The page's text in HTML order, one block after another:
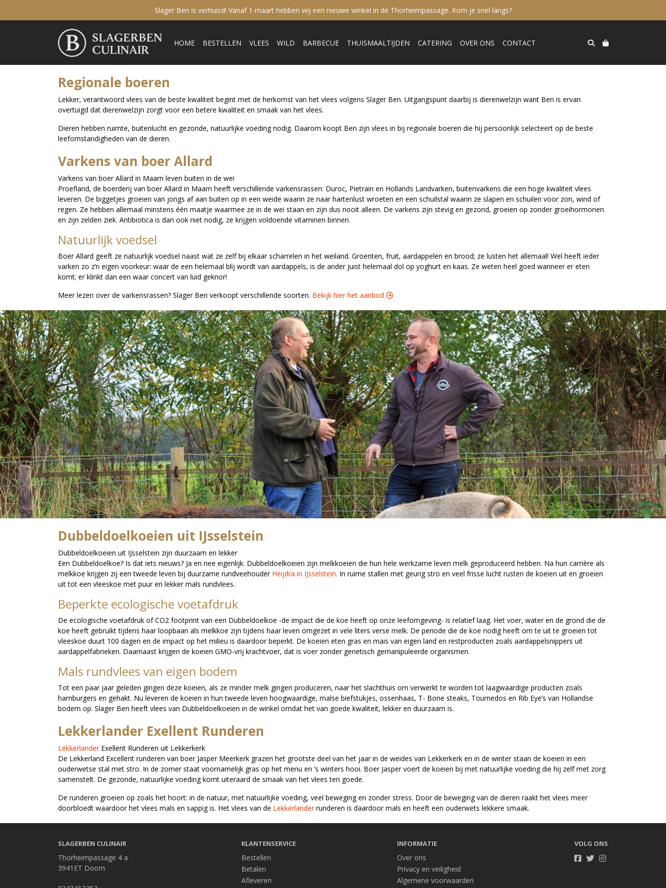
Slager Ben is verhuisd! Vanaf 1 maart hebben wij een nieuwe winkel in de Thorheimpassage. Kom je snel langs?
HOME BESTELLEN VLEES WILD BARBECUE THUISMAALTIJDEN CATERING OVER ONS CONTACT
Regionale boeren
Lekker, verantwoord vlees van de beste kwaliteit begint met de herkomst van het vlees volgens Slager Ben. Uitgangspunt daarbij is dierenwelzijn want Ben is ervan
overtuigd dat dierenwelzijn zorgt voor een betere kwaliteit en smaak van het vlees.
Dieren hebben ruimte, buitenlucht en gezonde, natuurlijke voeding nodig. Daarom koopt Ben zijn vlees in bij regionale boeren die hij persoonlijk selecteert op de beste
leefomstandigheden van de dieren.
Varkens van boer Allard
Varkens van boer Allard in Maarn leven buiten in de wei
Proefland, de boerderij van boer Allard in Maarn heeft verschillende varkensrassen: Duroc, Pietrain en Hollands Landvarken, buitenvarkens die een hoge kwaliteit vlees
leveren. De biggetjes groeien van jongs af aan buiten op in een weide waarin ze naar hartenlust wroeten en een schuilstal waarin ze slapen en schuilen voor zon, wind of
regen. Ze hebben allemaal minstens één maatje waarmee ze in de wei staan en zijn dus nooit alleen. De varkens zijn stevig en gezond, groeien op zonder groeihormonen
en zijn zelden ziek. Antibiotica is dan ook niet nodig, ze krijgen voldoende vitaminen binnen.
Natuurlijk voedsel
Boer Allard geeft ze natuurlijk voedsel naast wat ze zelf bij elkaar scharrelen in het weiland. Groenten, fruit, aardappelen en brood; ze lusten het allemaal! Wel heeft ieder
varken zo z’n eigen voorkeur: waar de een helemaal blij wordt van aardappels, is de ander juist helemaal dol op yoghurt en kaas. Ze weten heel goed wanneer er eten
komt; er klinkt dan een waar concert van luid geknor!
Meer lezen over de varkensrassen? Slager Ben verkoopt verschillende soorten. Bekijk hier het aanbod 
Dubbeldoelkoeien uit IJsselstein
Dubbeldoelkoeien uit IJsselstein zijn duurzaam en lekker
Een Dubbeldoelkoe? Is dat iets nieuws? Ja en nee eigenlijk. Dubbeldoelkoeien zijn melkkoeien die hun hele werkzame leven melk geproduceerd hebben. Na hun carrière als
melkkoe krijgen zij een tweede leven bij duurzame rundveehouder Heijdra in IJsselstein. In ruime stallen met geurig stro en veel frisse lucht rusten de koeien uit en groeien
uit tot een vleeskoe met puur en lekker mals rundvlees.
Beperkte ecologische voetafdruk
De ecologische voetafdruk of CO2 footprint van een Dubbeldoelkoe -de impact die de koe heeft op onze leefomgeving- is relatief laag. Het voer, water en de grond die de
koe heeft gebruikt tijdens haar loopbaan als melkkoe zijn tijdens haar leven omgezet in vele liters verse melk. De periode die de koe nodig heeft om te uit te groeien tot
vleeskoe duurt 100 dagen en de impact op het milieu is daardoor beperkt. De koeien eten gras en mais van eigen land en restproducten zoals aardappelsnippers uit
aardappelfabrieken. Daarnaast krijgen de koeien GMO-vrij krachtvoer, dat is voer zonder genetisch gemanipuleerde organismen.
Mals rundvlees van eigen bodem
Tot een paar jaar geleden gingen deze koeien, als ze minder melk gingen produceren, naar het slachthuis om verwerkt te worden tot laagwaardige producten zoals
hamburgers en gehakt. Nu leveren de koeien in hun tweede leven hoogwaardige, malse biefstukjes, ossenhaas, T- Bone steaks, Tournedos en Rib Eye’s van Hollandse
bodem op. Slager Ben heeft vlees van Dubbeldoelkoeien in de winkel omdat het van goede kwaliteit, lekker en duurzaam is.
Lekkerlander Exellent Runderen
LekkerlanderExellent Runderen uit Lekkerkerk
De Lekkerland Excellent runderen van boer Jasper Meerkerk grazen het grootste deel van het jaar in de weides van Lekkerkerk en in de winter staan de koeien in een
ouderwetse stal met stro. In de zomer staat voornamelijk gras op het menu en ’s winters hooi. Boer Jasper voert de koeien bij met natuurlijke voeding die hij zelf met zorg
samenstelt. De gezonde, natuurlijke voeding komt uiteraard de smaak van het vlees ten goede.
De runderen groeien op zoals het hoort: in de natuur, met natuurlijke voeding, veel beweging en zonder stress. Door de beweging van de dieren raakt het vlees meer
doorbloedt waardoor het vlees mals en sappig is. Het vlees van de Lekkerlanderrunderen is daardoor mals en heeft een ouderwets lekkere smaak.
SLAGERBEN CULINAIR
Thorheimpassage 4 a
3941ET Doorn
KLANTENSERVICE
Bestellen
Betalen
Afleveren
INFORMATIE
Over ons
Privacy en veiligheid
Algemene voorwaarden
VOLG ONS